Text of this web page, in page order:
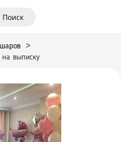
Поиск
>
выписку